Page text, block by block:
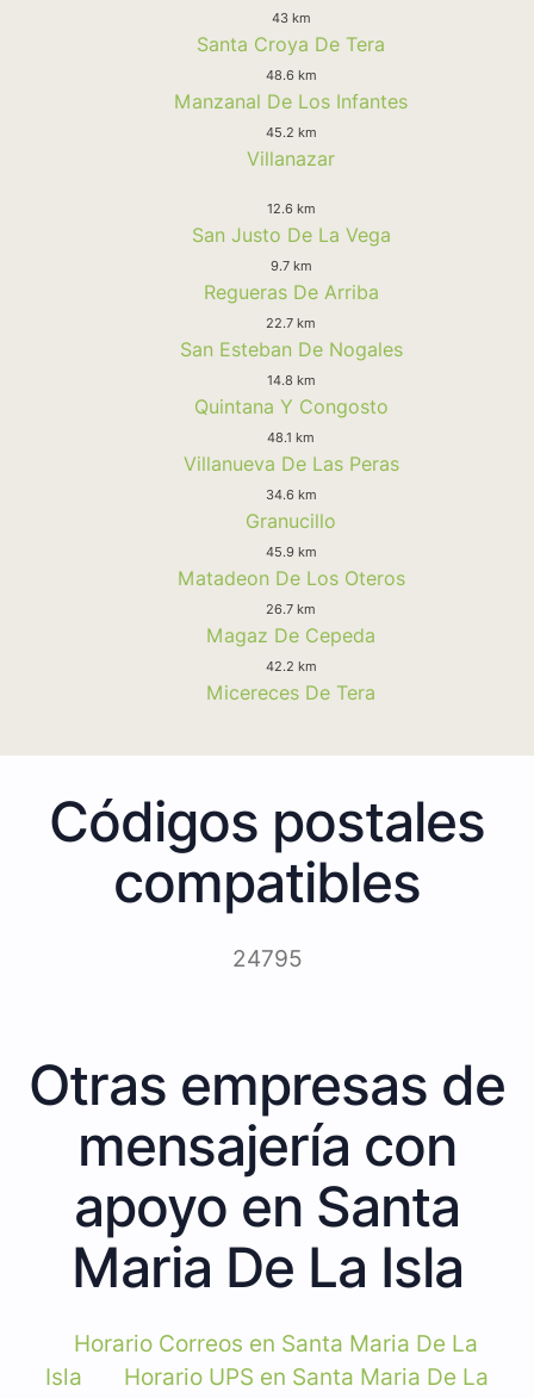
43 km
Santa Croya De Tera
48.6 km
Manzanal De Los Infantes
45.2 km
Villanazar
12.6 km
San Justo De La Vega
9.7 km
Regueras De Arriba
22.7 km
San Esteban De Nogales
14.8 km
Quintana Y Congosto
48.1 km
Villanueva De Las Peras
34.6 km
Granucillo
45.9 km
Matadeon De Los Oteros
26.7 km
Magaz De Cepeda
42.2 km
Micereces De Tera
Códigos postales
compatibles
24795
Otras empresas de
mensajería con
apoyo en Santa
Maria De La Isla
Horario Correos en Santa Maria De La
Isla
Horario UPS en Santa Maria De La